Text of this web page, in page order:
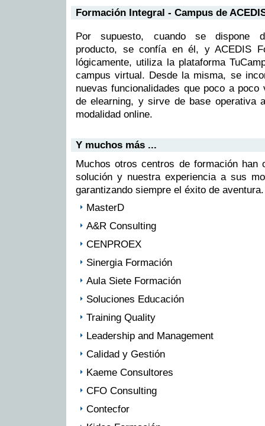
Formación Integral - Campus de
Por supuesto, cuando se dispone
producto, se confía en él, y ACEDIS
lógicamente, utiliza la plataforma
campus virtual. Desde la misma, se
nuevas funcionalidades que poco a
de elearning, y sirve de base operativa
modalidad online.
Y muchos más ...
Muchos otros centros de formación han
solución y nuestra experiencia a sus
garantizando siempre el éxito de aventura.
MasterD
A&R Consulting
CENPROEX
Sinergia Formación
Aula Siete Formación
Soluciones Educación
Training Quality
Leadership and Management
Calidad y Gestión
Kaeme Consultores
CFO Consulting
Contecfor